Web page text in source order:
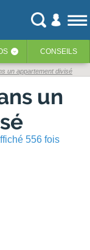
‹ CONSEILS
un appartement divisé
un
556 fois